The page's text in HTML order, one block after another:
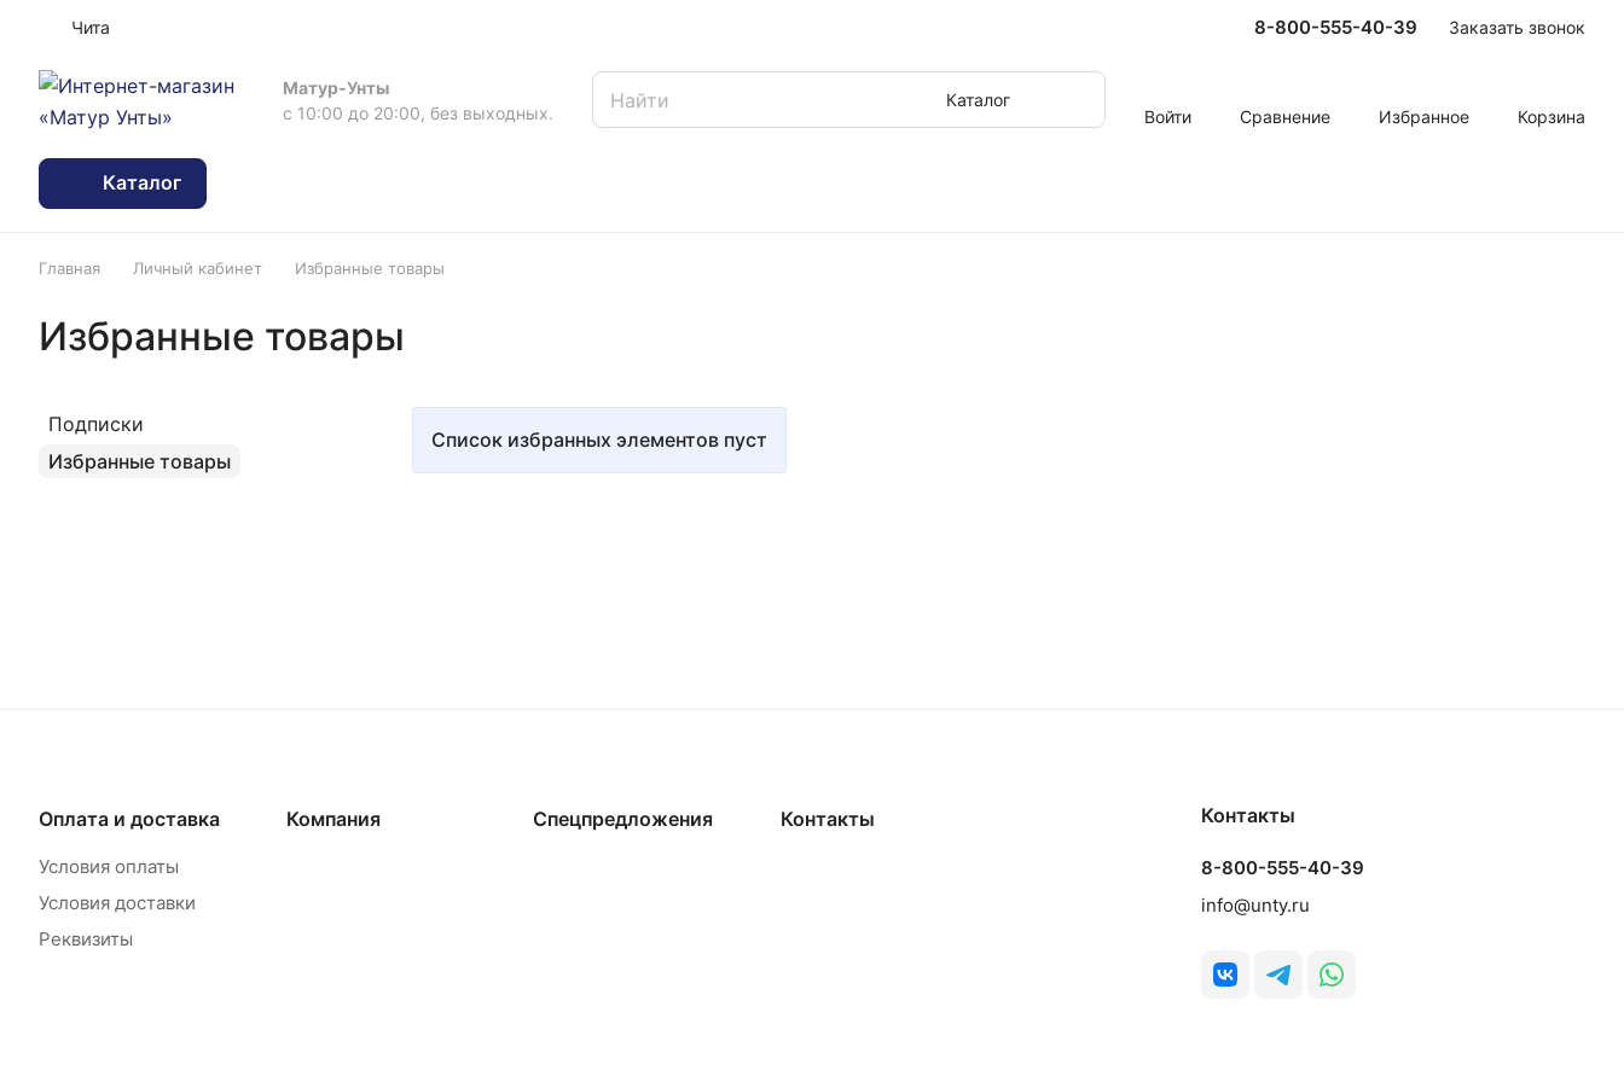
Чита 8-800-555-40-39 Заказать звонок
Матур-Унты
с 10:00 до 20:00, без выходных.
Каталог
Войти
Сравнение Избранное Корзина
Каталог
Главная Личный кабинет Избранные товары
Избранные товары
Список избранных элементов пуст
Подписки
Избранные товары
Оплата и доставка
Условия оплаты
Условия доставки
Реквизиты
Компания Спецпредложения Контакты Контакты
8-800-555-40-39
info@unty.ru